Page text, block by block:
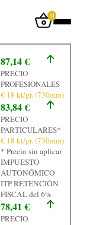
0
Iniciar sesión
Inicio
Tienda
Taller
Tasación
Laboratorio
Joyas
Noticias
Normativa
87,14 €
PRECIO
PROFESIONALES
€ 18 kt/gr. (730mm)
83,84 €
PRECIO
PARTICULARES*
€ 18 kt/gr. (730mm)
* Precio sin aplicar
IMPUESTO
AUTONÓMICO
ITP RETENCIÓN
FISCAL del 6%
78,41 €
PRECIO